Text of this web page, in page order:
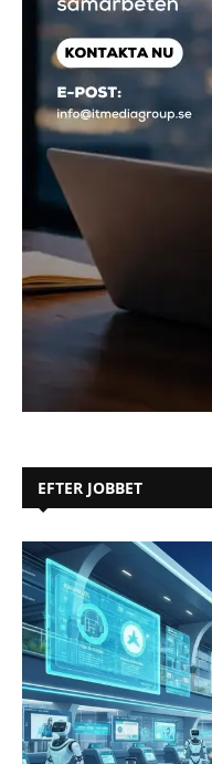
EFTER JOBBET